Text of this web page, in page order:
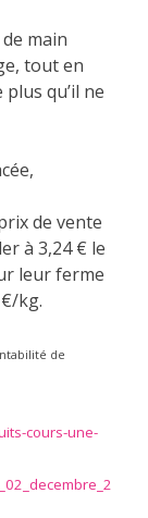
main
tout en
qu’il ne
de vente
à 3,24 € le
leur ferme
kg.
de
cours-une-